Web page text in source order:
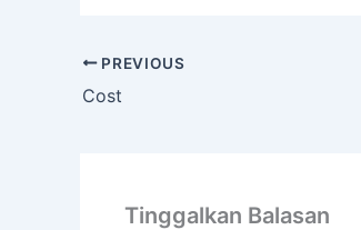
PREVIOUS
Cost
Tinggalkan Balasan